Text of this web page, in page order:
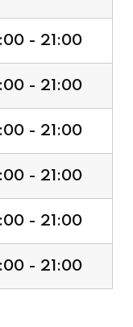
- 21:00
- 21:00
- 21:00
- 21:00
- 21:00